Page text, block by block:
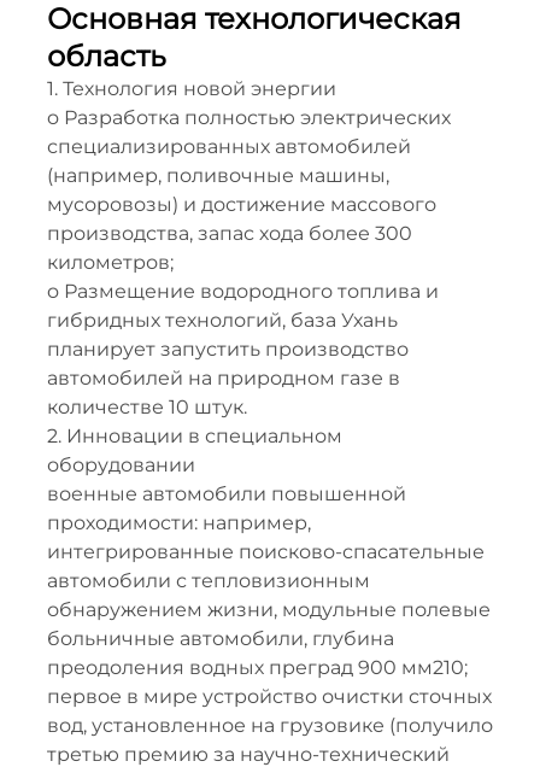
Основная технологическая
область
1. Технология новой энергии
o Разработка полностью электрических
специализированных автомобилей
(например, поливочные машины,
мусоровозы) и достижение массового
производства, запас хода более 300
километров;
o Размещение водородного топлива и
гибридных технологий, база Ухань
планирует запустить производство
автомобилей на природном газе в
количестве 10 штук.
2. Инновации в специальном
оборудовании
военные автомобили повышенной
проходимости: например,
интегрированные поисково-спасательные
автомобили с тепловизионным
обнаружением жизни, модульные полевые
больничные автомобили, глубина
преодоления водных преград 900 мм210;
первое в мире устройство очистки сточных
вод, установленное на грузовике (получило
третью премию за научно-технический